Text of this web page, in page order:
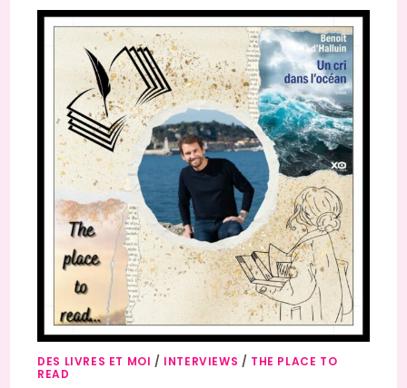
DES LIVRES ET MOI / INTERVIEWS / THE PLACE TO
READ